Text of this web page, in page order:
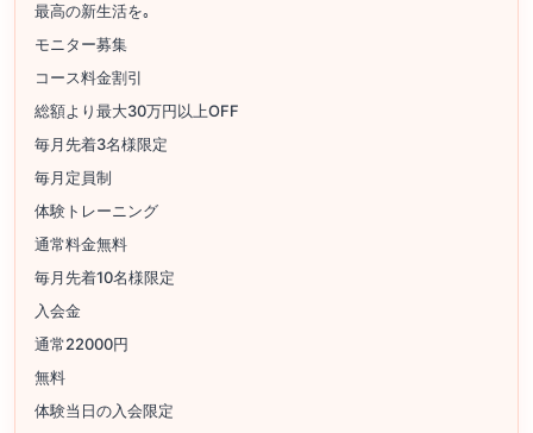
最高の新生活を｡
モニター募集
コース料金割引
総額より最大30万円以上OFF
毎月先着3名様限定
毎月定員制
体験トレーニング
通常料金無料
毎月先着10名様限定
入会金
通常22000円
無料
体験当日の入会限定